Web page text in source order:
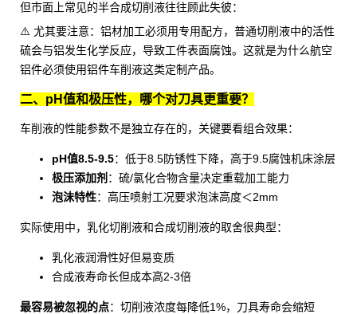
但市面上常见的半合成切削液往往顾此失彼：
⚠️ 尤其要注意：铝材加工必须用专用配方，普通切削液中的活性
硫会与铝发生化学反应，导致工件表面腐蚀。这就是为什么航空
铝件必须使用铝件车削液这类定制产品。
二、pH值和极压性，哪个对刀具更重要？
车削液的性能参数不是独立存在的，关键要看组合效果：
pH值8.5-9.5：低于8.5防锈性下降，高于9.5腐蚀机床涂层
极压添加剂 ：硫/氯化合物含量决定重载加工能力
泡沫特性：高压喷射工况要求泡沫高度＜2mm
实际使用中， 乳化切削液和合成切削液的取舍很典型：
乳化液润滑性好但易变质
合成液寿命长但成本高2-3倍
最容易被忽视的点：切削液浓度每降低1%，刀具寿命会缩短